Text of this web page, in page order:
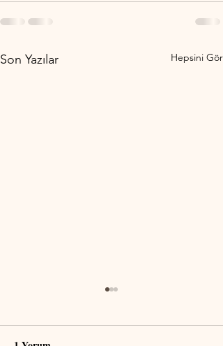
Son Yazılar Hepsini Gör